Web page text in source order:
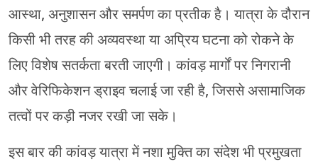
आस्था, अनुशासन और समर्पण का प्रतीक है। यात्रा के दौरान
किसी भी तरह की अव्यवस्था या अप्रिय घटना को रोकने के
लिए विशेष सतर्कता बरती जाएगी। कांवड़ मार्गों पर निगरानी
और वेरिफिकेशन ड्राइव चलाई जा रही है, जिससे असामाजिक
तत्वों पर कड़ी नजर रखी जा सके।
इस बार की कांवड़ यात्रा में नशा मुक्ति का संदेश भी प्रमुखता